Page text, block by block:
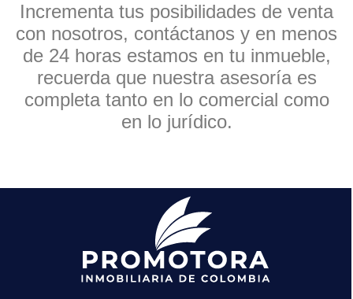
Incrementa tus posibilidades de venta
con nosotros, contáctanos y en menos
de 24 horas estamos en tu inmueble,
recuerda que nuestra asesoría es
completa tanto en lo comercial como
en lo jurídico.